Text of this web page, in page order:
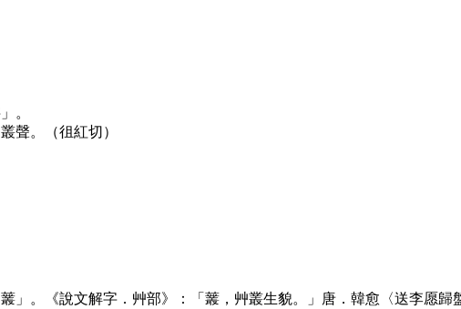
」。
聲。（徂紅切）
」。《說文解字．艸部》：「䕺，艸叢生貌。」唐．韓愈〈送李愿歸